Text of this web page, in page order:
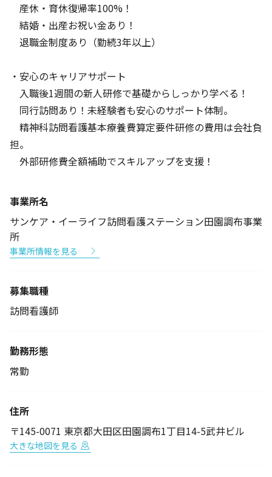
産休・育休復帰率100%！
結婚・出産お祝い金あり！
退職金制度あり（勤続3年以上）
・安心のキャリアサポート
入職後1週間の新人研修で基礎からしっかり学べる！
同行訪問あり！未経験者も安心のサポート体制。
精神科訪問看護基本療養費算定要件研修の費用は会社負
担。
外部研修費全額補助でスキルアップを支援！
事業所名
サンケア・イーライフ訪問看護ステーション田園調布事業
所
事業所情報を見る
募集職種
訪問看護師
勤務形態
常勤
住所
〒145-0071 東京都大田区田園調布1丁目14-5武井ビル
大きな地図を見る